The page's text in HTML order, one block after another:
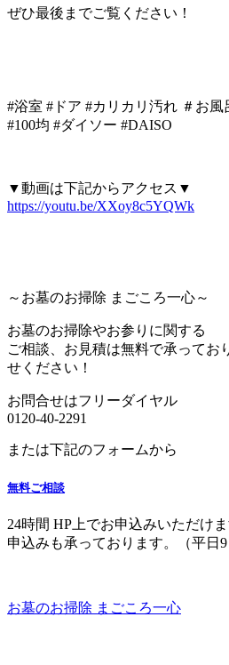
ぜひ最後までご覧ください！
#浴室 #ドア #カリカリ汚れ ＃お風
#100均 #ダイソー #DAISO
▼動画は下記からアクセス▼
https://youtu.be/XXoy8c5YQWk
～お墓のお掃除 まごころ一心～
お墓のお掃除やお参りに関する
ご相談、お見積は無料で承ってお
せください！
お問合せはフリーダイヤル
0120-40-2291
または下記のフォームから
無料ご相談
24時間 HP上でお申込みいただけ
申込みも承っております。（平日9
お墓のお掃除 まごころ一心